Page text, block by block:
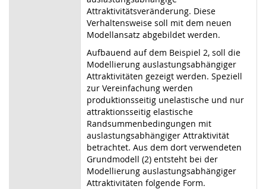
Attraktivitätsveränderung. Diese
Verhaltensweise soll mit dem neuen
Modellansatz abgebildet werden.
Aufbauend auf dem Beispiel 2, soll die
Modellierung auslastungsabhängiger
Attraktivitäten gezeigt werden. Speziell
zur Vereinfachung werden
produktionsseitig unelastische und nur
attraktionsseitig elastische
Randsummenbedingungen mit
auslastungsabhängiger Attraktivität
betrachtet. Aus dem dort verwendeten
Grundmodell (2) entsteht bei der
Modellierung auslastungsabhängiger
Attraktivitäten folgende Form.